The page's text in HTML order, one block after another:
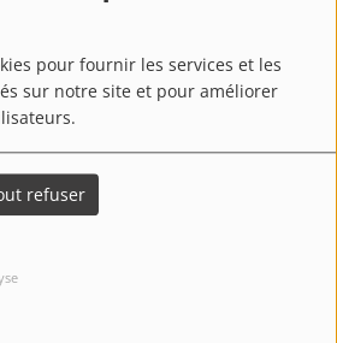
pour fournir les services et les
sur notre site et pour améliorer
refuser